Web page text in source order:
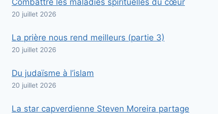
20 juillet 2026
La prière nous rend meilleurs (partie 3)
20 juillet 2026
Du judaïsme à l’islam
20 juillet 2026
La star capverdienne Steven Moreira partage